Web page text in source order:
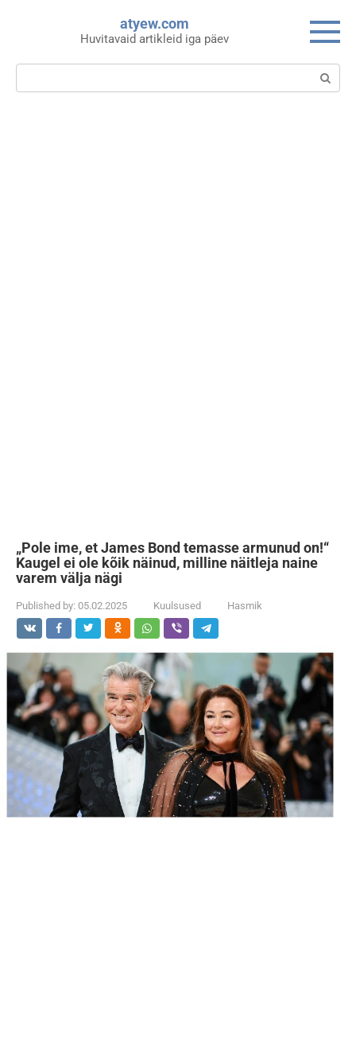
atyew.com
Huvitavaid artikleid iga päev
Search:
„Pole ime, et James Bond temasse armunud on!“
Kaugel ei ole kõik näinud, milline näitleja naine
varem välja nägi
Published by: 05.02.2025 Kuulsused Hasmik